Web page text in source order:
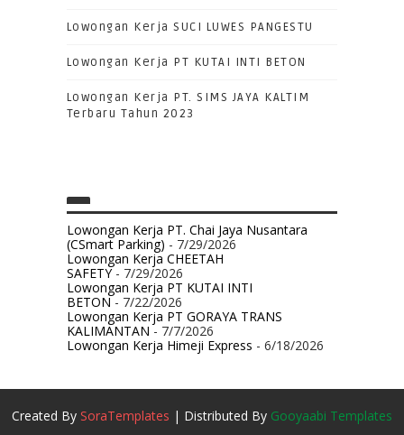
Lowongan Kerja SUCI LUWES PANGESTU
Lowongan Kerja PT KUTAI INTI BETON
Lowongan Kerja PT. SIMS JAYA KALTIM
Terbaru Tahun 2023
Lowongan Kerja PT. Chai Jaya Nusantara
(CSmart Parking) - 7/29/2026
Lowongan Kerja CHEETAH
SAFETY- 7/29/2026
Lowongan Kerja PT KUTAI INTI
BETON- 7/22/2026
Lowongan Kerja PT GORAYA TRANS
KALIMANTAN- 7/7/2026
Lowongan Kerja Himeji Express - 6/18/2026
Created By SoraTemplates | Distributed By Gooyaabi Templates